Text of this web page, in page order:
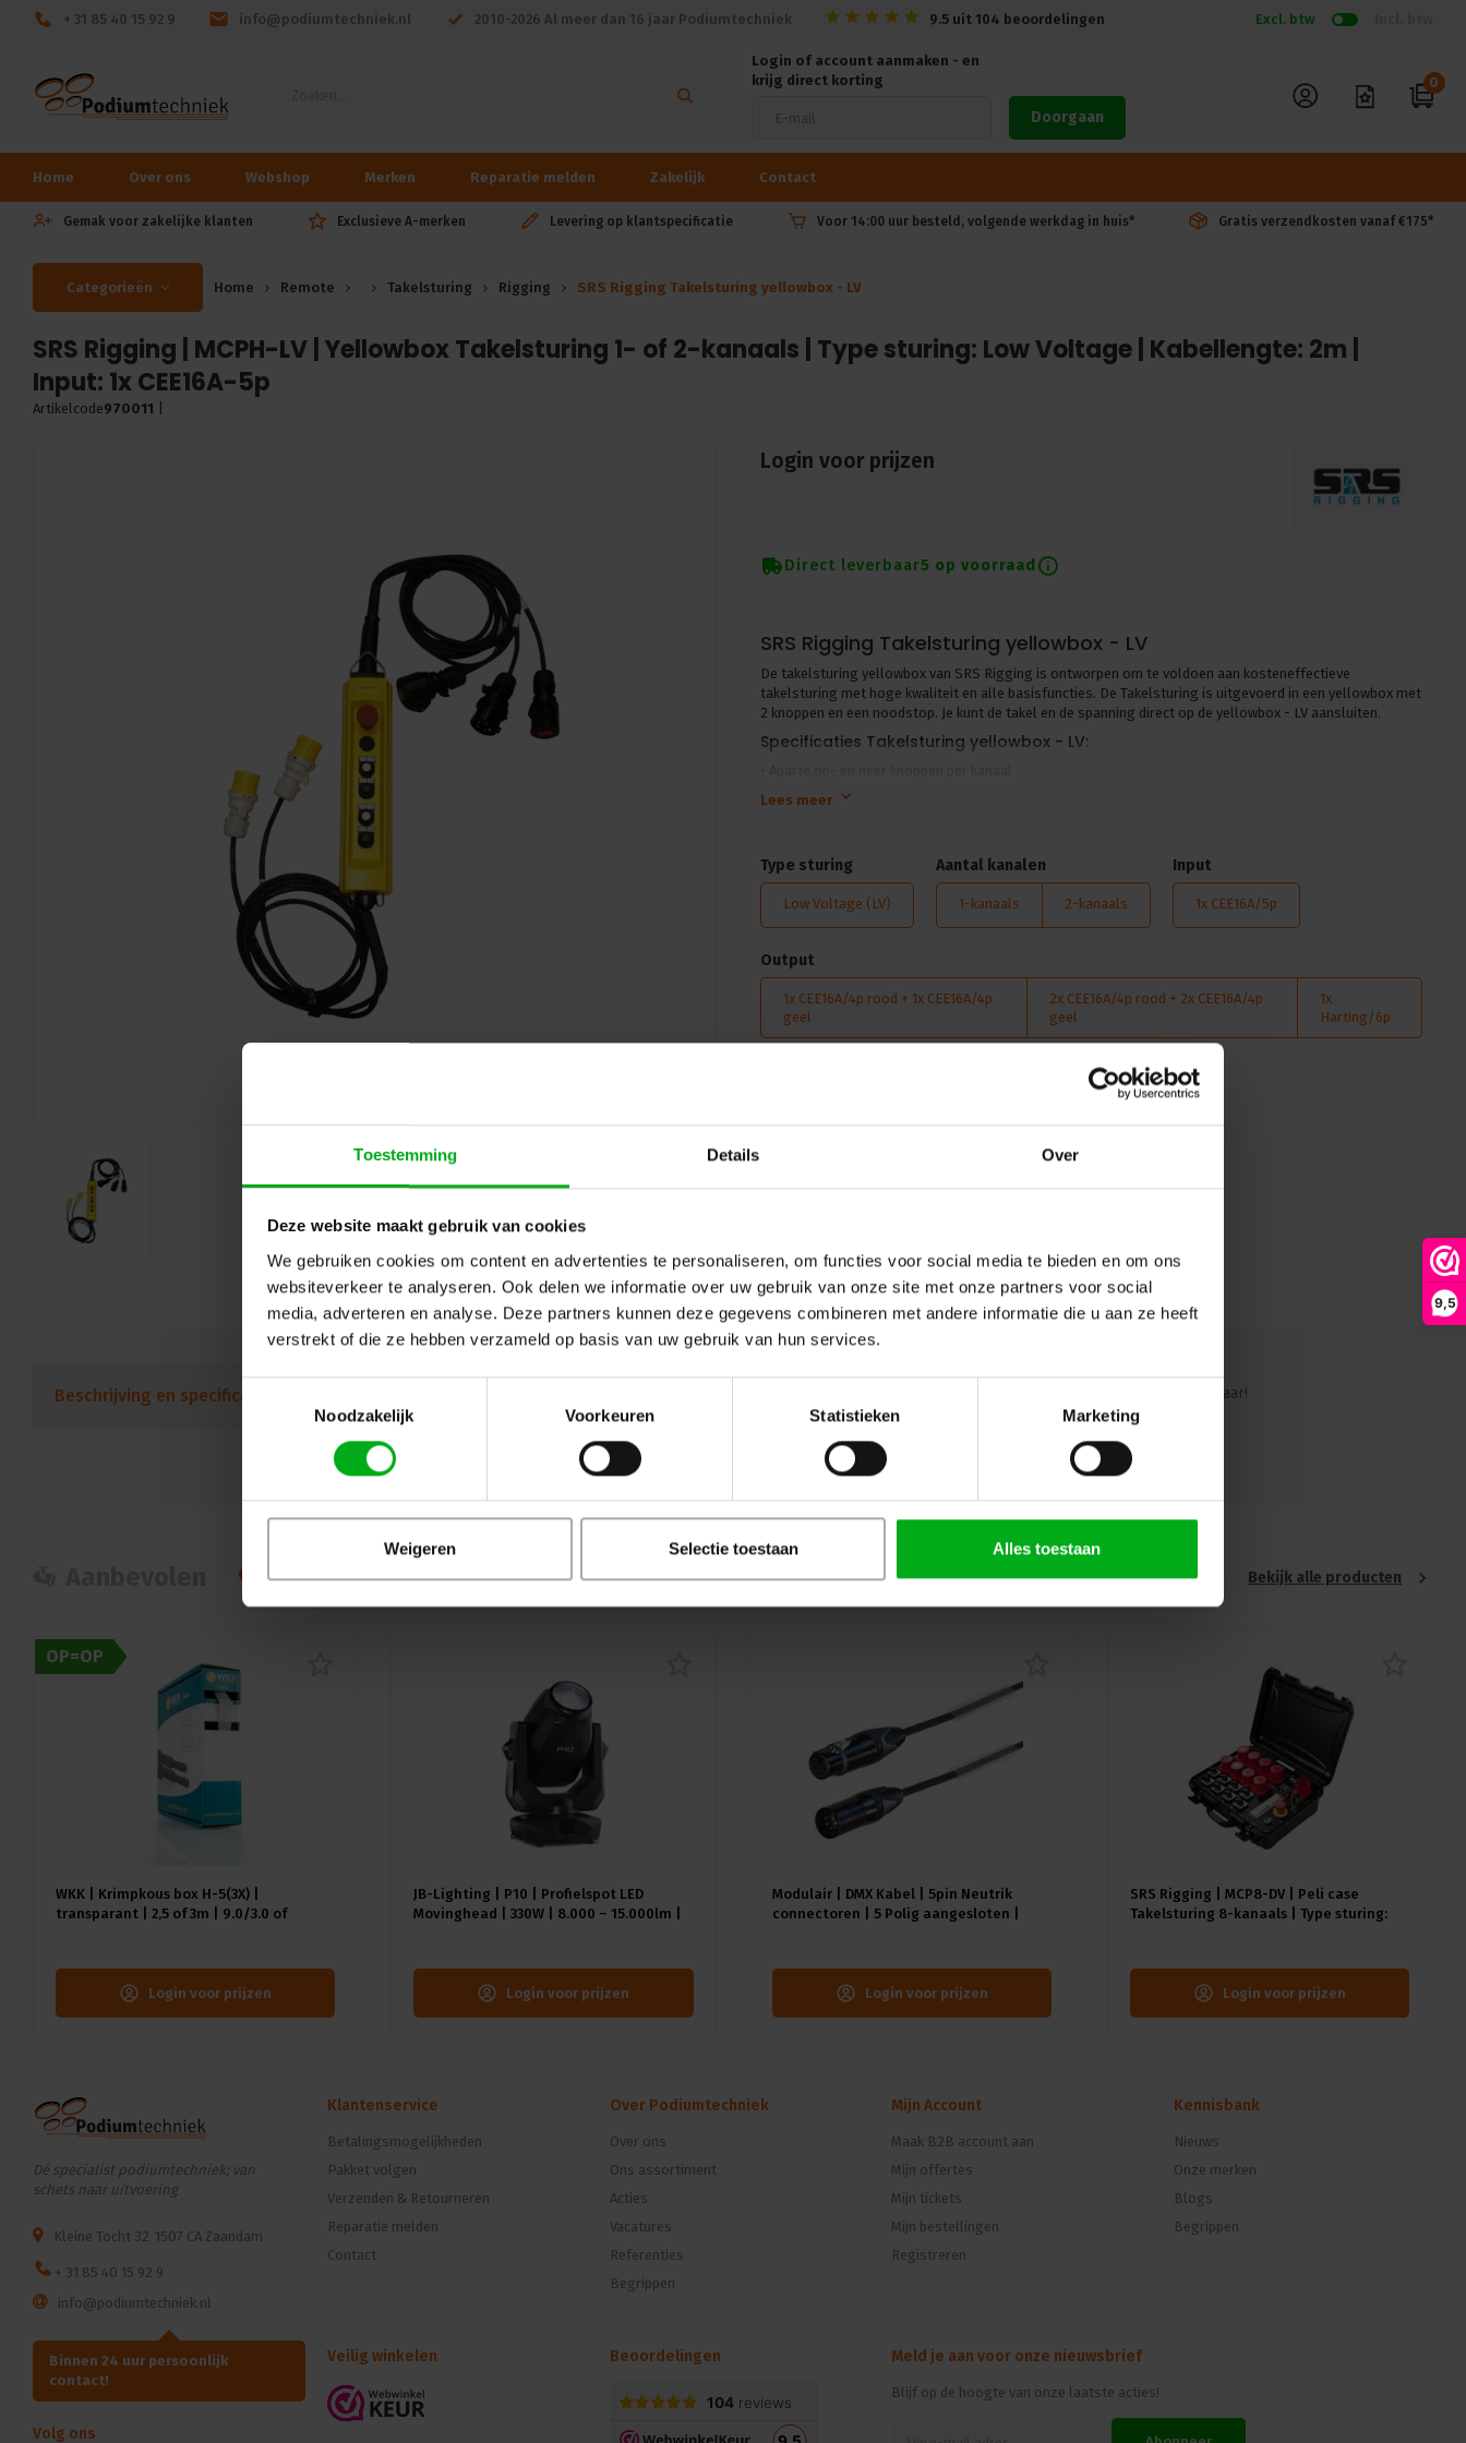
Toestemming Details Over
Deze website maakt gebruik van cookies
We gebruiken cookies om content en advertenties te personaliseren, om functies voor social media te bieden en om ons
websiteverkeer te analyseren. Ook delen we informatie over uw gebruik van onze site met onze partners voor social
media, adverteren en analyse. Deze partners kunnen deze gegevens combineren met andere informatie die u aan ze heeft
verstrekt of die ze hebben verzameld op basis van uw gebruik van hun services.
Noodzakelijk
Voorkeuren Statistieken Marketing
Weigeren Selectie toestaan Alles toestaan
9,5
+ 31 85 40 15 92 9 info@podiumtechniek.nl 2010-2026 Al meer dan 16 jaar Podiumtechniek 9.5 uit 104 beoordelingen Excl. btw
Login of account aanmaken - en
krijg direct korting
Doorgaan
0
Home Over ons Webshop Merken Reparatie melden Zakelijk Contact
Gemak voor zakelijke klanten Exclusieve A-merken Levering op klantspecificatie Voor 14:00 uur besteld, volgende werkdag in huis* Gratis verzendkosten vanaf €175*
Categorieën Home Remote Takelsturing Rigging SRS Rigging Takelsturing yellowbox - LV
SRS Rigging | MCPH-LV | Yellowbox Takelsturing 1- of 2-kanaals | Type sturing: Low Voltage | Kabellengte: 2m |
Input: 1x CEE16A-5p
Artikelcode970011
Login voor prijzen
Direct leverbaar5 op voorraad
SRS Rigging Takelsturing yellowbox - LV
De takelsturing yellowbox van SRS Rigging is ontworpen om te voldoen aan kosteneffectieve
takelsturing met hoge kwaliteit en alle basisfuncties. De Takelsturing is uitgevoerd in een yellowbox met
2 knoppen en een noodstop. Je kunt de takel en de spanning direct op de yellowbox - LV aansluiten.
Specificaties Takelsturing yellowbox - LV:
• Handmatige fase uitlijnen in de input plug
• Geschikt voor o.a. BGV D8 en BGV D8+ takels
Verkrijgbaar in de varianten:
• Low Voltage (LV)
• 2-kanaals
De takelsturing is te gebruiken met o.a.:
• CM Lodestar
• Trabes
Lees meer
Type sturing
Low Voltage (LV)
Aantal kanalen
1-kanaals 2-kanaals
Input
1x CEE16A/5p
Output
1x CEE16A/4p rood + 1x CEE16A/4p
geel
2x CEE16A/4p rood + 2x CEE16A/4p
geel
1x
Harting/6p
Login of account aanmaken - en krijg direct
korting
Beschrijving en specificaties Ons team staat graag voor je klaar!
Populair Nieuw Bekijk alle producten
OP=OP
WKK | Krimpkous box H-5(3X) |
transparant | 2,5 of 3m | 9.0/3.0 of
Login voor prijzen
JB-Lighting | P10 | Profielspot LED
Movinghead | 330W | 8.000 – 15.000lm |
Login voor prijzen
Modulair | DMX Kabel | 5pin Neutrik
connectoren | 5 Polig aangesloten |
Login voor prijzen
SRS Rigging | MCP8-DV | Peli case
Takelsturing 8-kanaals | Type sturing:
Login voor prijzen
Dé specialist podiumtechniek; van
schets naar uitvoering
Kleine Tocht 32 1507 CA Zaandam
+ 31 85 40 15 92 9
info@podiumtechniek.nl
Binnen 24 uur persoonlijk
contact!
Volg ons
Klantenservice
Betalingsmogelijkheden
Pakket volgen
Verzenden & Retourneren
Reparatie melden
Contact
Over Podiumtechniek
Over ons
Ons assortiment
Acties
Vacatures
Referenties
Begrippen
Mijn Account
Maak B2B account aan
Mijn offertes
Mijn tickets
Mijn bestellingen
Registreren
Kennisbank
Nieuws
Onze merken
Blogs
Begrippen
Veilig winkelen Beoordelingen Meld je aan voor onze nieuwsbrief
Blijf op de hoogte van onze laatste acties!